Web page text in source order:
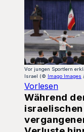
Vor jungen Sportlern
Israel (©
Imago Images
Vorlesen
Während